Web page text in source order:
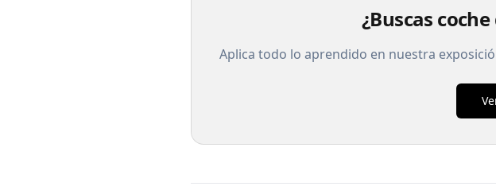
¿Buscas
Aplica todo lo aprendido en nuestra